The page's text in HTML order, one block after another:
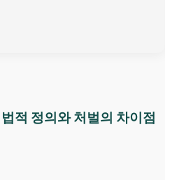
적 정의와 처벌의 차이점